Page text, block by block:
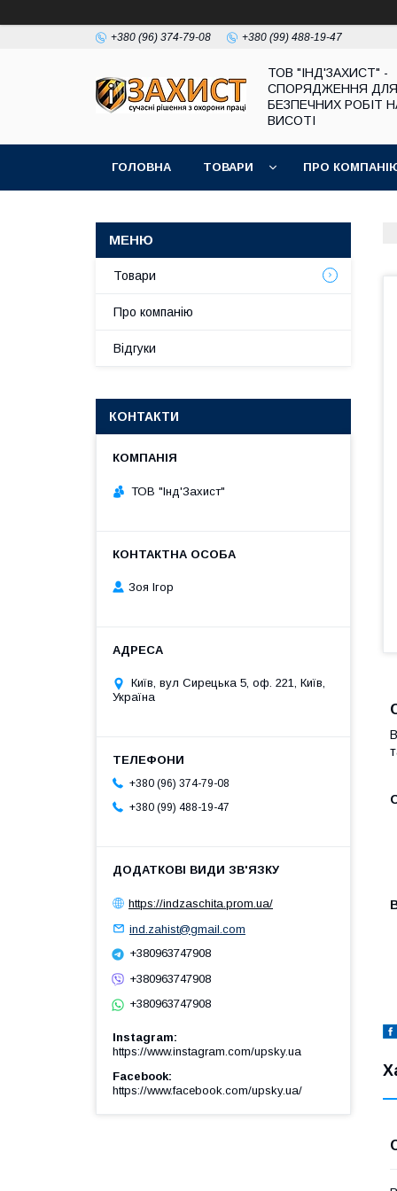
+380 (96) 374-79-08 +380 (99) 488-19-47
ТОВ "ІНД'ЗАХИСТ" -
СПОРЯДЖЕННЯ ДЛЯ
БЕЗПЕЧНИХ РОБІТ
ВИСОТІ
ГОЛОВНА ТОВАРИ ПРО
Товари
Про компанію
Відгуки
КОНТАКТИ
ТОВ "Інд'Захист"
Зоя Ігор
Київ, вул Сирецька 5, оф. 221, Київ,
Україна
+380 (96) 374-79-08
+380 (99) 488-19-47
https://indzaschita.prom.ua/
ind.zahist@gmail.com
+380963747908
+380963747908
+380963747908
Instagram
https://www.instagram.com/upsky.ua
Facebook
https://www.facebook.com/upsky.ua/